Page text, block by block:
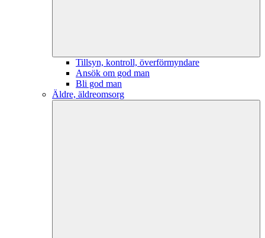
Tillsyn, kontroll, överförmyndare
Ansök om god man
Bli god man
Äldre, äldreomsorg